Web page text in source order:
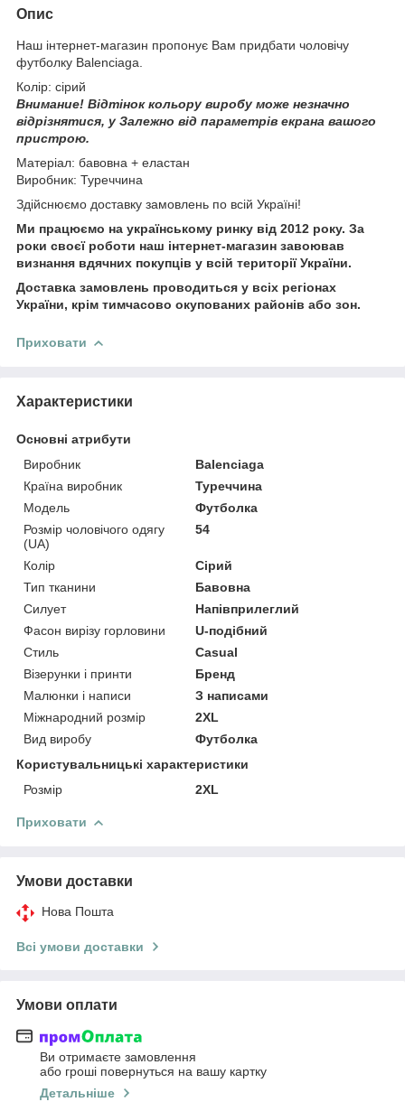
Опис
Наш інтернет-магазин пропонує Вам придбати чоловічу
футболку Balenciaga.
Колір: сірий
Внимание! Відтінок кольору виробу може незначно
відрізнятися, у Залежно від параметрів екрана вашого
пристрою.
Матеріал: бавовна + еластан
Виробник: Туреччина
Здійснюємо доставку замовлень по всій Україні!
Ми працюємо на українському ринку від 2012 року. За
роки своєї роботи наш інтернет-магазин завоював
визнання вдячних покупців у всій території України.
Доставка замовлень проводиться у всіх регіонах
України, крім тимчасово окупованих районів або зон.
Приховати
Характеристики
Основні атрибути
Виробник
Balenciaga
Країна виробник
Туреччина
Модель
Футболка
Розмір чоловічого одягу
(UA)
54
Колір
Сірий
Тип тканини
Бавовна
Силует
Напівприлеглий
Фасон вирізу горловини
U-подібний
Стиль
Casual
Візерунки і принти
Бренд
Малюнки і написи
З написами
Міжнародний розмір
2XL
Вид виробу
Футболка
Користувальницькі характеристики
Розмір
2XL
Приховати
Умови доставки
Нова Пошта
Всі умови доставки
Умови оплати
Ви отримаєте замовлення
або гроші повернуться на вашу картку
Детальніше